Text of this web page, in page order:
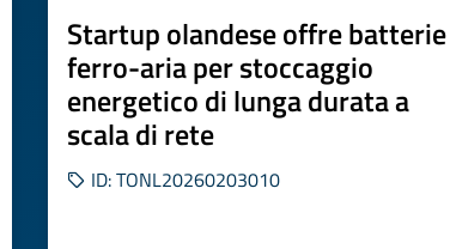
Startup olandese offre batterie
ferro-aria per stoccaggio
energetico di lunga durata a
scala di rete
ID: TONL20260203010